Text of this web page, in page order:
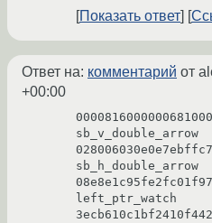
Показать ответ
Ответ на: комментарий от
+00:00
sb_v_double_arrow
sb_h_double_arrow
left_ptr_watch